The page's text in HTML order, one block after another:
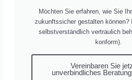
Möchten Sie erfahren, wie Sie
zukunftssicher gestalten können?
selbstverständlich vertraulich
konform).
Vereinbaren Sie
unverbindliches